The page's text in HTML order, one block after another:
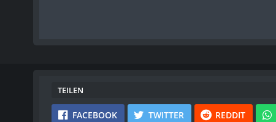
TEILEN
FACEBOOK TWITTER REDDIT